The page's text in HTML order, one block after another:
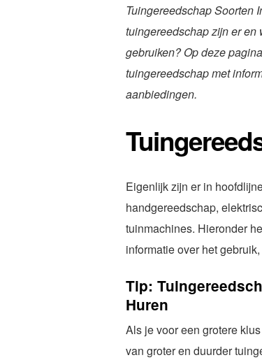
Tuingereedschap Soorten
tuingereedschap zijn er en
gebruiken? Op deze
tuingereedschap met
aanbiedingen.
Eigenlijk zijn er in
handgereedschap,
tuinmachines. Hieronder
informatie over het
Tip:
Huren
Als je voor een grotere
van groter en duurder